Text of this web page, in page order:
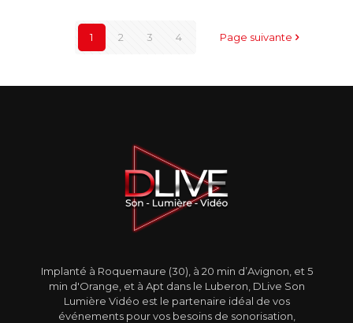
1 2 3 4 Page suivante
Implanté à Roquemaure (30), à 20 min d’Avignon, et 5
min d'Orange, et à Apt dans le Luberon, DLive Son
Lumière Vidéo est le partenaire idéal de vos
événements pour vos besoins de sonorisation,